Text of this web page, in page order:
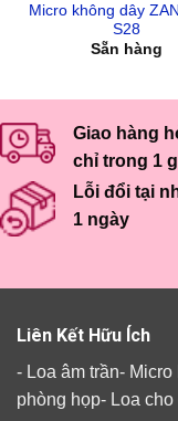
Micro không dây
S28
Sẵn hàng
Giao hàng
chỉ trong 1
Lỗi đổi tại
1 ngày
Liên Kết Hữu Ích
- Loa âm trần- Micro
phòng họp- Loa